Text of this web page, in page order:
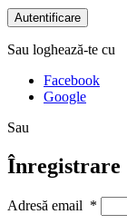
Autentificare
Sau loghează-te cu
Facebook
Google
Sau
Înregistrare
Adresă email *